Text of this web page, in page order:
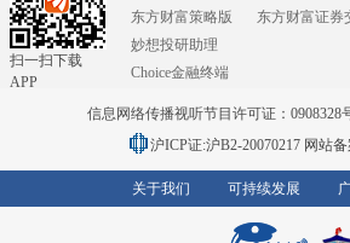
扫一扫下载
APP
东方财富策略版
妙想投研助理
Choice金融终端
东方财富证券
信息网络传播视听节目许可证：0908328
沪ICP证:沪B2-20070217 网站
关于我们 可持续发展